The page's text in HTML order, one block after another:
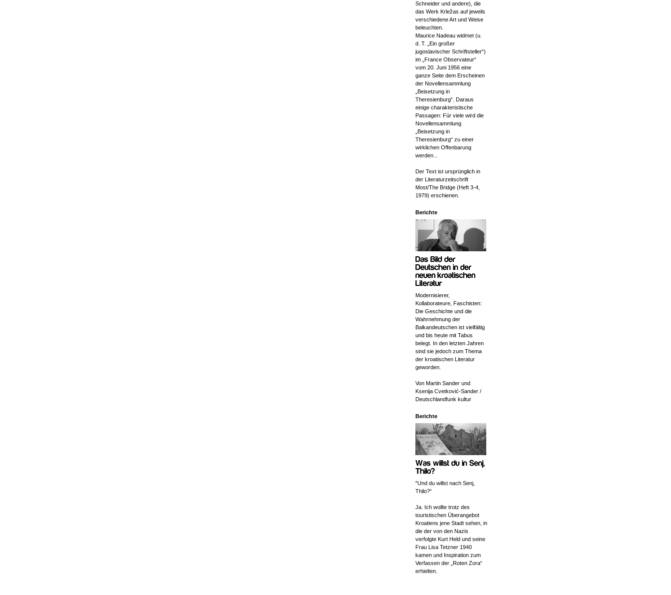
Schneider und andere), die
das Werk Krležas auf jeweils
verschiedene Art und Weise
beleuchten.
Maurice Nadeau widmet (u.
d. T. „Ein großer
jugoslavischer Schriftsteller“)
im „France Observateur“
vom 20. Juni 1956 eine
ganze Seite dem Erscheinen
der Novellensammlung
„Beisetzung in
Theresienburg“. Daraus
einige charakteristische
Passagen: Für viele wird die
Novellensammlung
„Beisetzung in
Theresienburg“ zu einer
wirklichen Offenbarung
werden...
Der Text ist ursprünglich in
der Literaturzeitschrift
Most/The Bridge (Heft 3-4,
1979) erschienen.
Berichte
Modernisierer,
Kollaborateure, Faschisten:
Die Geschichte und die
Wahrnehmung der
Balkandeutschen ist vielfältig
und bis heute mit Tabus
belegt. In den letzten Jahren
sind sie jedoch zum Thema
der kroatischen Literatur
geworden.
Von Martin Sander und
Ksenija Cvetković-Sander /
Deutschlandfunk kultur
Berichte
"Und du willst nach Senj,
Thilo?“
Ja. Ich wollte trotz des
touristischen Überangebot
Kroatiens jene Stadt sehen, in
die der von den Nazis
verfolgte Kurt Held und seine
Frau Lisa Tetzner 1940
kamen und Inspiration zum
Verfassen der „Roten Zora“
erhielten.